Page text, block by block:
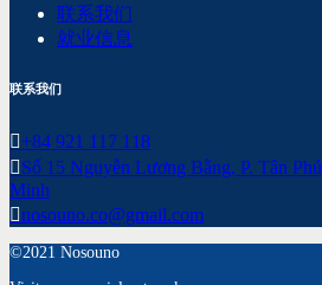
联系我们
就业信息
联系我们
+84 921 117 118
Số 15 Nguyễn Lương Bằng, P. Tân
Minh
nosouno.co@gmail.com
©2021 Nosouno